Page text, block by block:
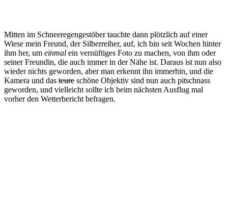
Mitten im Schneeregengestöber tauchte dann plötzlich auf einer
Wiese mein Freund, der Silberreiher, auf, ich bin seit Wochen hinter
ihm her, um einmal ein vernüftiges Foto zu machen, von ihm oder
seiner Freundin, die auch immer in der Nähe ist. Daraus ist nun also
wieder nichts geworden, aber man erkennt ihn immerhin, und die
Kamera und das teure schöne Objektiv sind nun auch pitschnass
geworden, und vielleicht sollte ich beim nächsten Ausflug mal
vorher den Wetterbericht befragen.